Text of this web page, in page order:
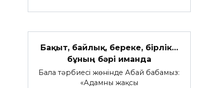
Бақыт, байлық, береке, бірлік…
бұның бәрі иманда
Бала тәрбиесі жөнінде Абай бабамыз:
«Адамның жақсы